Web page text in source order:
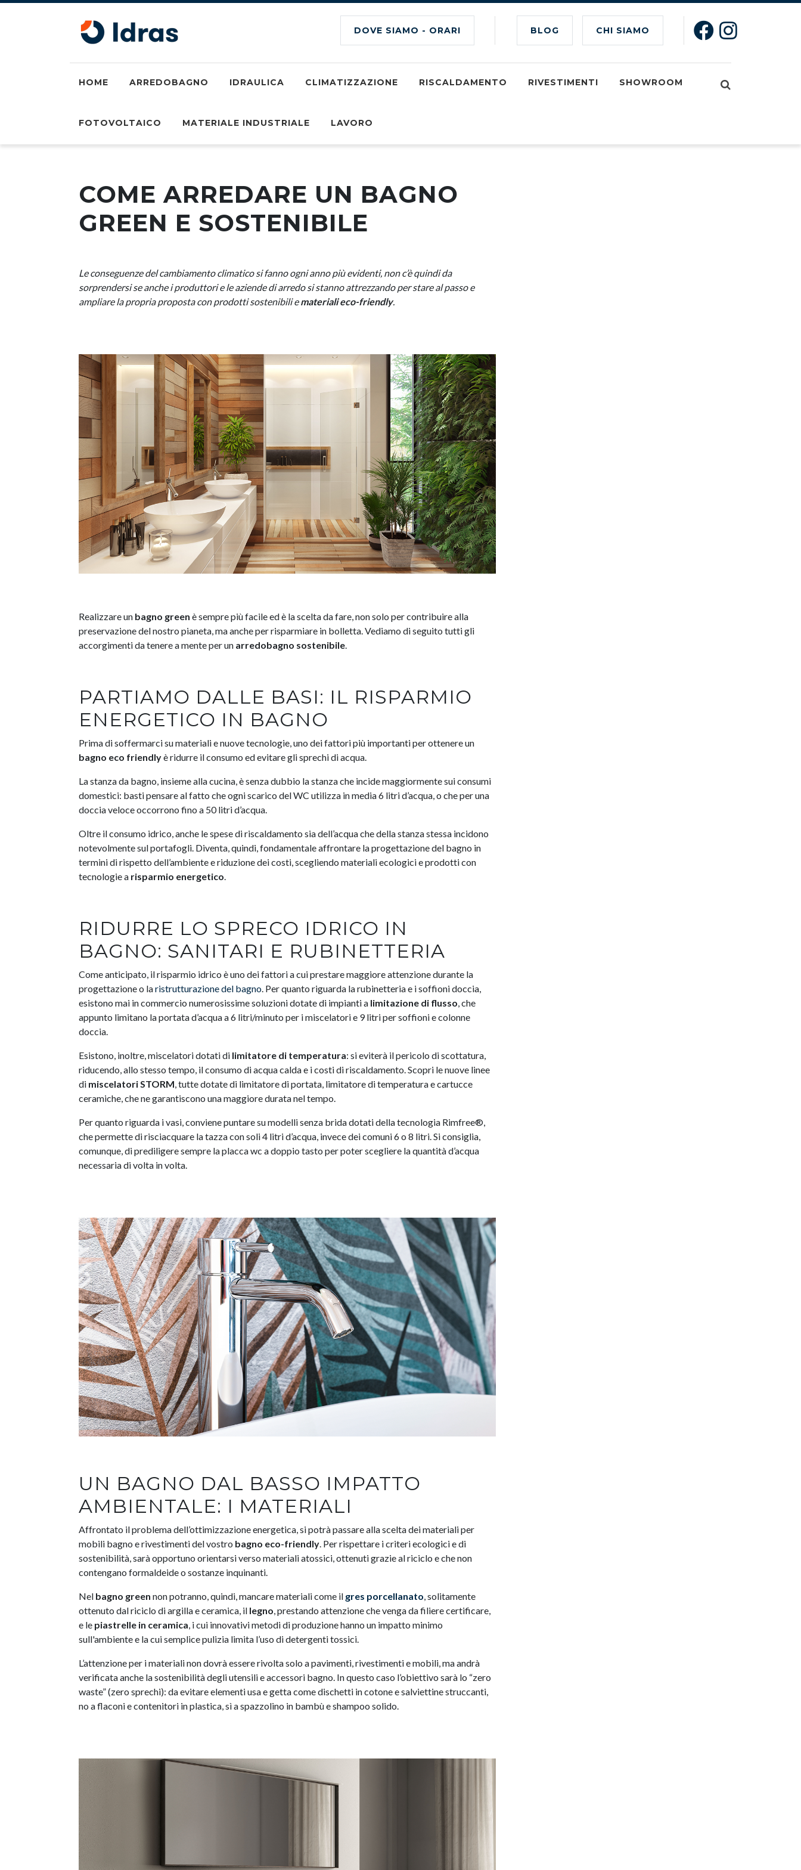
DOVE SIAMO - ORARI BLOG CHI SIAMO
HOME ARREDOBAGNO IDRAULICA CLIMATIZZAZIONE RISCALDAMENTO RIVESTIMENTI SHOWROOM
FOTOVOLTAICO MATERIALE INDUSTRIALE LAVORO
COME ARREDARE UN BAGNO
GREEN E SOSTENIBILE
Le conseguenze del cambiamento climatico si fanno ogni anno più evidenti, non c’è quindi da
sorprendersi se anche i produttori e le aziende di arredo si stanno attrezzando per stare al passo e
ampliare la propria proposta con prodotti sostenibili emateriali eco-friendly.
Realizzare un bagno green è sempre più facile ed è la scelta da fare, non solo per contribuire alla
preservazione del nostro pianeta, ma anche per risparmiare in bolletta. Vediamo di seguito tutti gli
accorgimenti da tenere a mente per un arredobagno sostenibile
PARTIAMO DALLE BASI: IL RISPARMIO
ENERGETICO IN BAGNO
Prima di soffermarci su materiali e nuove tecnologie, uno dei fattori più importanti per ottenere un
bagno eco friendlyè ridurre il consumo ed evitare gli sprechi di acqua.
La stanza da bagno, insieme alla cucina, è senza dubbio la stanza che incide maggiormente sui consumi
domestici: basti pensare al fatto che ogni scarico del WC utilizza in media 6 litri d’acqua, o che per una
doccia veloce occorrono fino a 50 litri d’acqua.
Oltre il consumo idrico, anche le spese di riscaldamento sia dell’acqua che della stanza stessa incidono
notevolmente sul portafogli. Diventa, quindi, fondamentale affrontare la progettazione del bagno in
termini di rispetto dell’ambiente e riduzione dei costi, scegliendo materiali ecologici e prodotti con
tecnologie a risparmio energetico
RIDURRE LO SPRECO IDRICO IN
BAGNO: SANITARI E RUBINETTERIA
Come anticipato, il risparmio idrico è uno dei fattori a cui prestare maggiore attenzione durante la
progettazione o laristrutturazione del bagno . Per quanto riguarda la rubinetteria e i soffioni doccia,
esistono mai in commercio numerosissime soluzioni dotate di impianti a limitazione di flusso , che
appunto limitano la portata d’acqua a 6 litri/minuto per i miscelatori e 9 litri per soffioni e colonne
doccia.
Esistono, inoltre, miscelatori dotati di limitatore di temperatura: si eviterà il pericolo di scottatura,
riducendo, allo stesso tempo, il consumo di acqua calda e i costi di riscaldamento. Scopri le nuove linee
di miscelatori STORM , tutte dotate di limitatore di portata, limitatore di temperatura e cartucce
ceramiche, che ne garantiscono una maggiore durata nel tempo.
Per quanto riguarda i vasi, conviene puntare su modelli senza brida dotati della tecnologia Rimfree®,
che permette di risciacquare la tazza con soli 4 litri d’acqua, invece dei comuni 6 o 8 litri. Si consiglia,
comunque, di prediligere sempre la placca wc a doppio tasto per poter scegliere la quantità d’acqua
necessaria di volta in volta.
UN BAGNO DAL BASSO IMPATTO
AMBIENTALE: I MATERIALI
Affrontato il problema dell’ottimizzazione energetica, si potrà passare alla scelta dei materiali per
mobili bagno e rivestimenti del vostro bagno eco-friendly. Per rispettare i criteri ecologici e di
sostenibilità, sarà opportuno orientarsi verso materiali atossici, ottenuti grazie al riciclo e che non
contengano formaldeide o sostanze inquinanti.
Nel bagno green non potranno, quindi, mancare materiali come il gres porcellanato, solitamente
ottenuto dal riciclo di argilla e ceramica, il legno, prestando attenzione che venga da filiere certificare,
e le piastrelle in ceramica, i cui innovativi metodi di produzione hanno un impatto minimo
sull'ambiente e la cui semplice pulizia limita l’uso di detergenti tossici.
L’attenzione per i materiali non dovrà essere rivolta solo a pavimenti, rivestimenti e mobili, ma andrà
verificata anche la sostenibilità degli utensili e accessori bagno. In questo caso l’obiettivo sarà lo “zero
waste” (zero sprechi): da evitare elementi usa e getta come dischetti in cotone e salviettine struccanti,
no a flaconi e contenitori in plastica, sì a spazzolino in bambù e shampoo solido.